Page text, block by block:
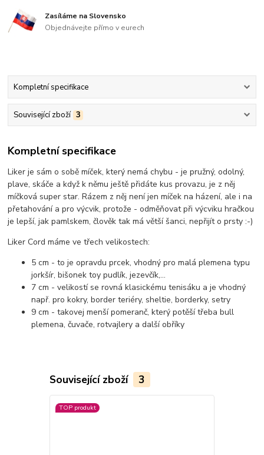
Zasíláme na Slovensko
Objednávejte přímo v eurech
Kompletní specifikace
Související zboží 3
Kompletní specifikace
Liker je sám o sobě míček, který nemá chybu - je pružný, odolný,
plave, skáče a když k němu ještě přidáte kus provazu, je z něj
míčková super star. Rázem z něj není jen míček na házení, ale i na
přetahování a pro výcvik, protože - odměňovat při výcviku hračkou
je lepší, jak pamlskem, člověk tak má větší šanci, nepřijít o prsty :-)
Liker Cord máme ve třech velikostech:
5 cm - to je opravdu prcek, vhodný pro malá plemena typu
jorkšír, bišonek toy pudlík, jezevčík,...
7 cm - velikostí se rovná klasickému tenisáku a je vhodný
např. pro kokry, border teriéry, sheltie, borderky, setry
9 cm - takovej menší pomeranč, který potěší třeba bull
plemena, čuvače, rotvajlery a další obříky
Související zboží 3
TOP produkt